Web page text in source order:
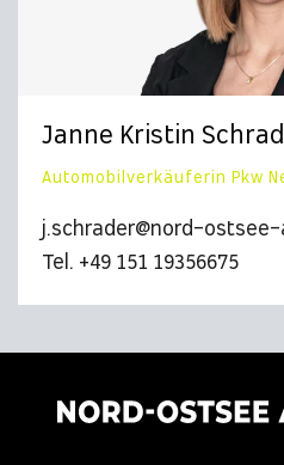
Janne Kristin
Automobilverkäuferin Pkw
j.schrader@nord-
Tel. +49 151 19356675